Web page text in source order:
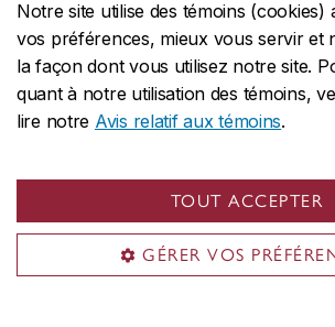
Notre site utilise des témoins (cookies)
vos préférences, mieux vous servir et
la façon dont vous utilisez notre site.
quant à notre utilisation des témoins,
lire notre Avis relatif aux témoins.
TOUT ACCEPTER
GÉRER VOS
CENTRALE514-848-2424
URGENCE514-848-3717
Protection et prévention | Accessibilité |
Conditions d'utilisation | Gérer les témoins
© Université Concordia. Montréal, QC, Canada